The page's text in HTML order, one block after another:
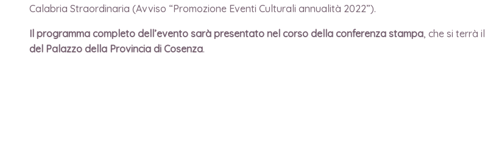
Calabria Straordinaria (Avviso “Promozione Eventi Culturali annualità 2022”).
Il programma completo dell’evento sarà presentato nel corso della conferenza stampa, che si terrà il
del Palazzo della Provincia di Cosenza.